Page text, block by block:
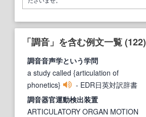
「調音」を含む例文一覧 (122)
調音音声学という学問
a study called {articulation of
phonetics}
- EDR日英対訳辞書
調音器官運動検出装置
ARTICULATORY ORGAN MOTION